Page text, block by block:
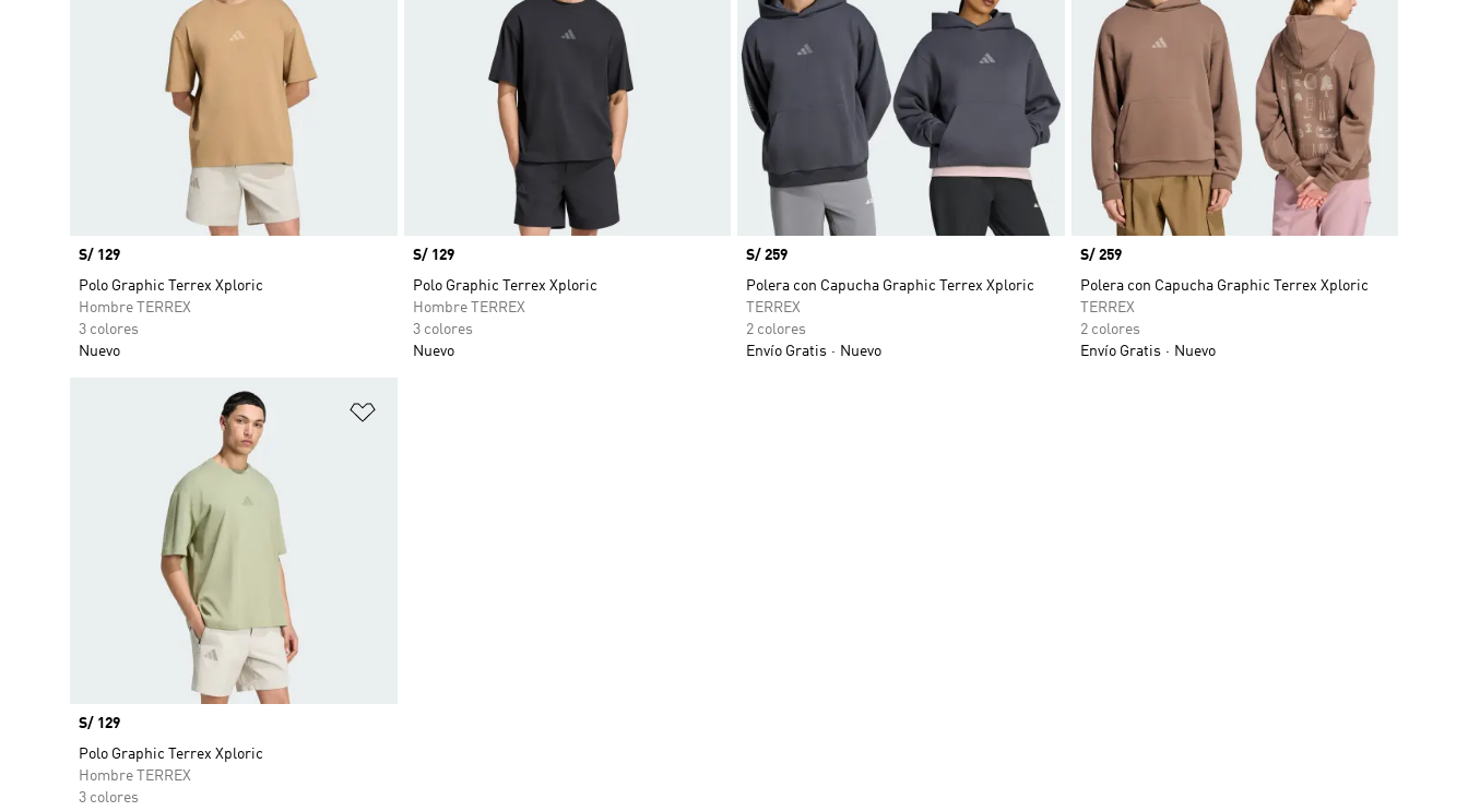
Precio
S/ 129
Polo Graphic Terrex Xploric
Hombre TERREX
3 colores
Nuevo
Precio
S/ 129
Polo Graphic Terrex Xploric
Hombre TERREX
3 colores
Nuevo
Precio
S/ 259
Polera con Capucha Graphic Terrex Xploric
TERREX
2 colores
Envío Gratis
Nuevo
Precio
S/ 259
Polera con Capucha Graphic Terrex Xploric
TERREX
2 colores
Envío Gratis
Nuevo
Precio
S/ 129
Polo Graphic Terrex Xploric
Hombre TERREX
3 colores